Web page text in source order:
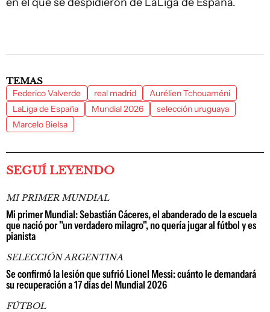
TEMAS
Federico Valverde real madrid
Aurélien Tchouaméni
LaLiga de España
Mundial 2026
selección uruguaya
Marcelo Bielsa
SEGUÍ LEYENDO
MI PRIMER MUNDIAL
Mi primer Mundial: Sebastián Cáceres, el abanderado de la escuela
que nació por "un verdadero milagro", no quería jugar al fútbol y es
pianista
SELECCIÓN ARGENTINA
Se confirmó la lesión que sufrió Lionel Messi: cuánto le demandará
su recuperación a 17 días del Mundial 2026
FÚTBOL